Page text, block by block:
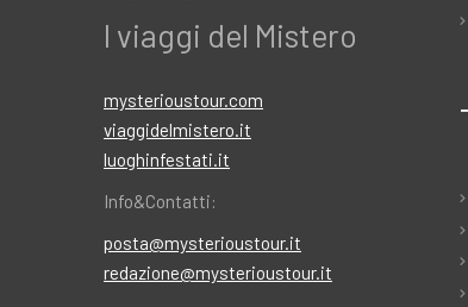
I viaggi del Mistero
mysterioustour.com
viaggidelmistero.it
luoghinfestati.it
Info&Contatti:
posta@mysterioustour.it
redazione@mysterioustour.it